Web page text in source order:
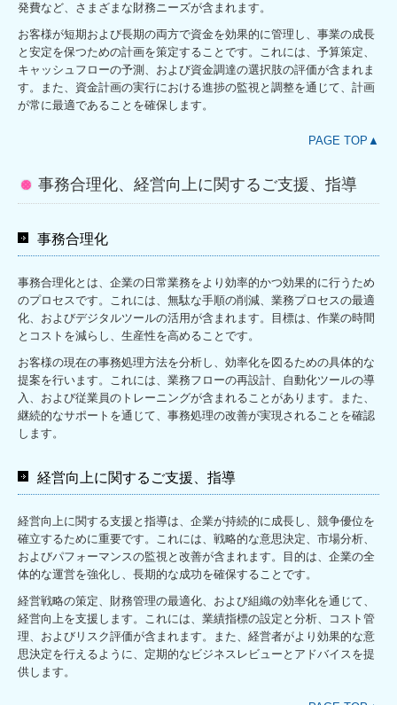
発費など、さまざまな財務ニーズが含まれます。
お客様が短期および長期の両方で資金を効果的に管理し、事業の成長
と安定を保つための計画を策定することです。これには、予算策定、
キャッシュフローの予測、および資金調達の選択肢の評価が含まれま
す。また、資金計画の実行における進捗の監視と調整を通じて、計画
が常に最適であることを確保します。
PAGE TOP▲
事務合理化、経営向上に関するご支援、指導
事務合理化
事務合理化とは、企業の日常業務をより効率的かつ効果的に行うため
のプロセスです。これには、無駄な手順の削減、業務プロセスの最適
化、およびデジタルツールの活用が含まれます。目標は、作業の時間
とコストを減らし、生産性を高めることです。
お客様の現在の事務処理方法を分析し、効率化を図るための具体的な
提案を行います。これには、業務フローの再設計、自動化ツールの導
入、および従業員のトレーニングが含まれることがあります。また、
継続的なサポートを通じて、事務処理の改善が実現されることを確認
します。
経営向上に関するご支援、指導
経営向上に関する支援と指導は、企業が持続的に成長し、競争優位を
確立するために重要です。これには、戦略的な意思決定、市場分析、
およびパフォーマンスの監視と改善が含まれます。目的は、企業の全
体的な運営を強化し、長期的な成功を確保することです。
経営戦略の策定、財務管理の最適化、および組織の効率化を通じて、
経営向上を支援します。これには、業績指標の設定と分析、コスト管
理、およびリスク評価が含まれます。また、経営者がより効果的な意
思決定を行えるように、定期的なビジネスレビューとアドバイスを提
供します。